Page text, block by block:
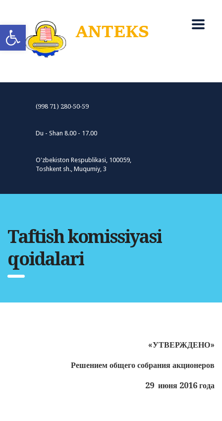
Open toolbar
(998 71) 280-50-59
Du - Shan 8.00 - 17.00
O'zbekiston Respublikasi, 100059,
Toshkent sh., Muqumiy, 3
Taftish komissiyasi
qoidalari
«УТВЕРЖДЕНО»
Решением общего собрания акционеров
29 июня 2016 года